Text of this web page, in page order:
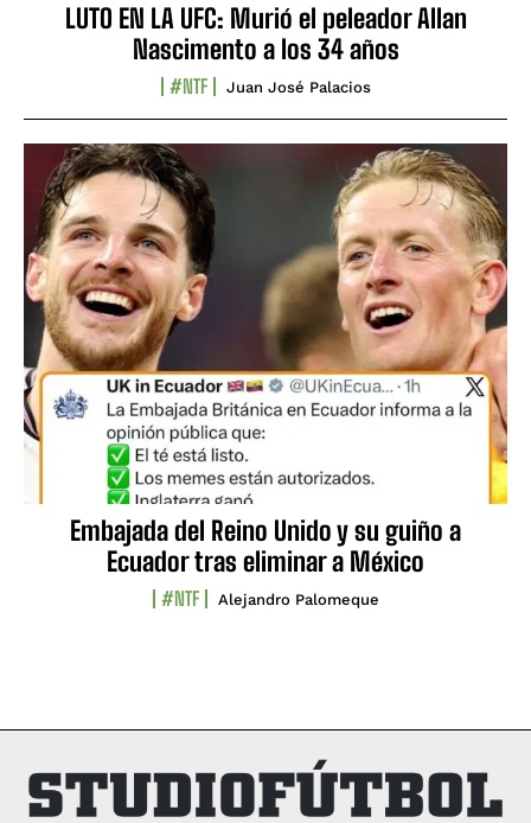
LUTO EN LA UFC: Murió el peleador Allan
Nascimento a los 34 años
#NTF Juan José Palacios
Embajada del Reino Unido y su guiño a
Ecuador tras eliminar a México
#NTF Alejandro Palomeque